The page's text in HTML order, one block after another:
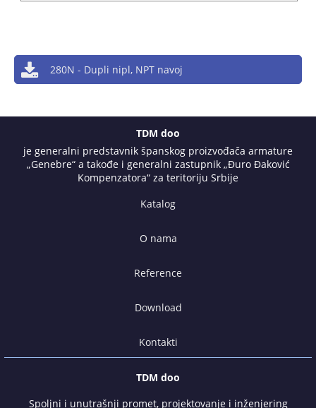
280N - Dupli nipl, NPT navoj
TDM doo
je generalni predstavnik španskog proizvođača armature
„Genebre“ a takođe i generalni zastupnik „Đuro Đaković
Kompenzatora“ za teritoriju Srbije
Katalog
O nama
Reference
Download
Kontakti
TDM doo
Spoljni i unutrašnji promet, projektovanje i inženjering